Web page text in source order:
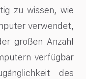
zu wissen, wie
verwendet,
großen Anzahl
verfügbar
des